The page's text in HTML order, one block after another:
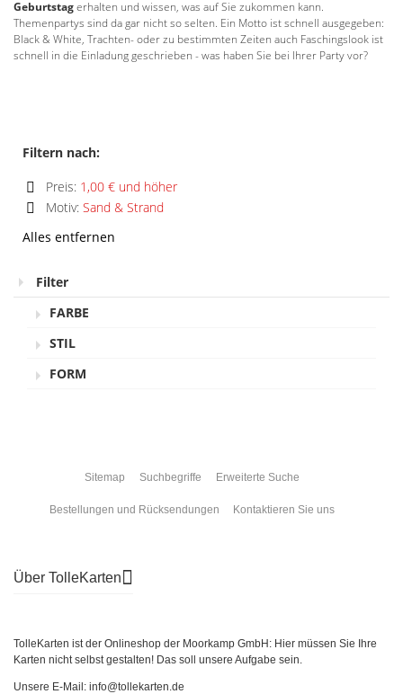
Geburtstagerhalten und wissen, was auf Sie zukommen kann.
Themenpartys sind da gar nicht so selten. Ein Motto ist schnell ausgegeben:
Black & White, Trachten- oder zu bestimmten Zeiten auch Faschingslook ist
schnell in die Einladung geschrieben - was haben Sie bei Ihrer Party vor?
Filtern nach:
Preis: 1,00 € und höher
Diesen
entfernen
Motiv: Sand & Strand
Artikel
Alles entfernen
Filter
FARBE
STIL
FORM
Sitemap Suchbegriffe Erweiterte Suche
Bestellungen und Rücksendungen Kontaktieren Sie uns
Über TolleKarten
TolleKarten ist der Onlineshop der Moorkamp GmbH: Hier müssen Sie Ihre
Karten nicht selbst gestalten! Das soll unsere Aufgabe sein.
Unsere E-Mail: info@tollekarten.de